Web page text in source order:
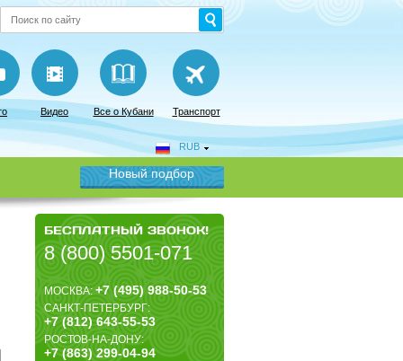
Видео Все о Кубани Транспорт
RUB
Новый подбор
БЕСПЛАТНЫЙ ЗВОНОК!
8 (800) 5501-071
МОСКВА:+7 (495) 988-50-53
САНКТ-ПЕТЕРБУРГ:
+7 (812) 643-55-53
РОСТОВ-НА-ДОНУ:
+7 (863) 299-04-94